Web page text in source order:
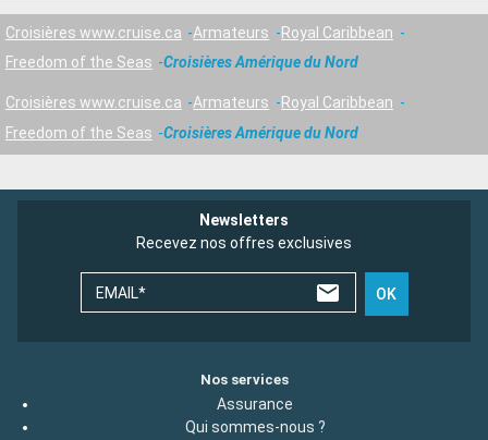
Croisières www.cruise.ca Armateurs
Royal Caribbean
Freedom of the Seas
Croisières Amérique du Nord
Croisières www.cruise.ca Armateurs
Royal Caribbean
Freedom of the Seas
Croisières Amérique du Nord
Newsletters
Recevez nos offres exclusives
EMAIL* OK
Nos services
Assurance
Qui sommes-nous ?